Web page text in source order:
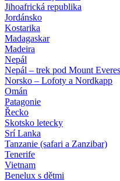
Jihoafrická republika
Jordánsko
Kostarika
Madagaskar
Madeira
Nepál
Nepál – trek pod Mount
Norsko – Lofoty a Nordkapp
Omán
Patagonie
Řecko
Skotsko letecky
Srí Lanka
Tanzanie (safari a Zanzibar)
Tenerife
Vietnam
Benelux s dětmi